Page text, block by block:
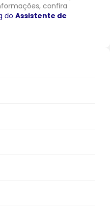
confira
do Assistente de